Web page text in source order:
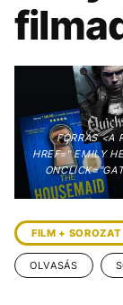
KÖZÉLET
ÉLETMÓD
VIDEÓ
GASZTRO
FORRÁS <A
HREF=" EMILY
FILM + SOROZAT
OLVASÁS